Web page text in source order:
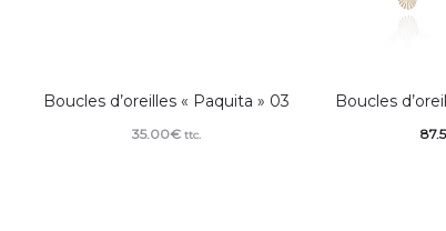
Boucles d’oreilles « Paquita » 03
35.00€ ttc.
Boucles